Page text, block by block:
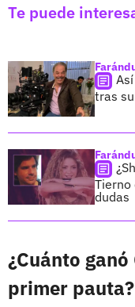
Te puede
tras
Tierno
dudas
¿Cuánto
primer pauta?